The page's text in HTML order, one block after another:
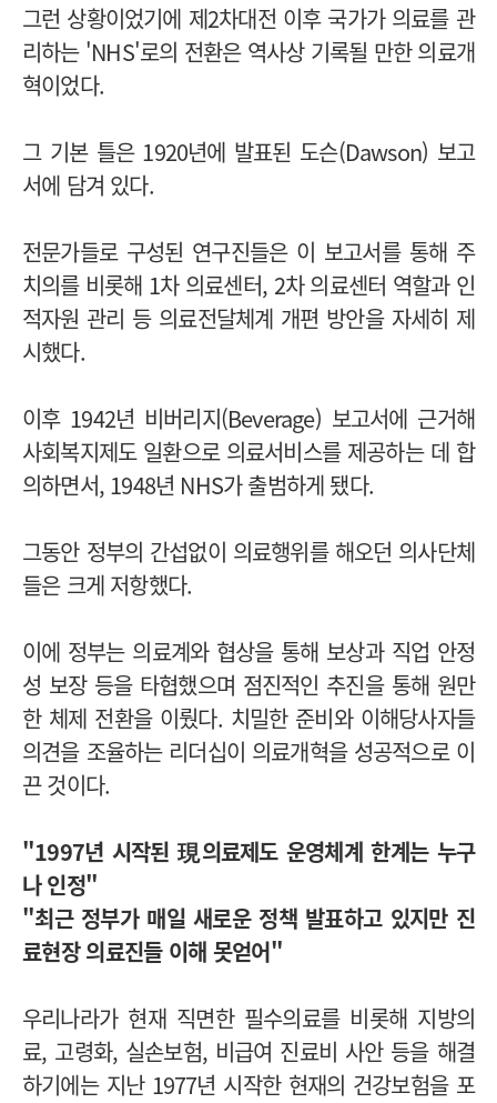
그런 상황이었기에 제2차대전 이후 국가가 의료를 관
리하는 'NHS'로의 전환은 역사상 기록될 만한 의료개
혁이었다.
그 기본 틀은 1920년에 발표된 도슨(Dawson) 보고
서에 담겨 있다.
전문가들로 구성된 연구진들은 이 보고서를 통해 주
치의를 비롯해 1차 의료센터, 2차 의료센터 역할과 인
적자원 관리 등 의료전달체계 개편 방안을 자세히 제
시했다.
이후 1942년 비버리지(Beverage) 보고서에 근거해
사회복지제도 일환으로 의료서비스를 제공하는 데 합
의하면서, 1948년 NHS가 출범하게 됐다.
그동안 정부의 간섭없이 의료행위를 해오던 의사단체
들은 크게 저항했다.
이에 정부는 의료계와 협상을 통해 보상과 직업 안정
성 보장 등을 타협했으며 점진적인 추진을 통해 원만
한 체제 전환을 이뤘다. 치밀한 준비와 이해당사자들
의견을 조율하는 리더십이 의료개혁을 성공적으로 이
끈 것이다.
"1997년 시작된 現의료제도 운영체계 한계는 누구
나 인정"
"최근 정부가 매일 새로운 정책 발표하고 있지만 진
료현장 의료진들 이해 못얻어"
우리나라가 현재 직면한 필수의료를 비롯해 지방의
료, 고령화, 실손보험, 비급여 진료비 사안 등을 해결
하기에는 지난 1977년 시작한 현재의 건강보험을 포